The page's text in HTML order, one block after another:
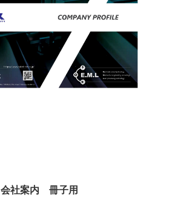
会社案内 冊子用